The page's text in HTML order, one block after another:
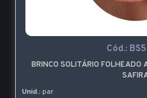
Cód.:
BRINCO SOLITÁRIO FOLHEADO
Unid.: par